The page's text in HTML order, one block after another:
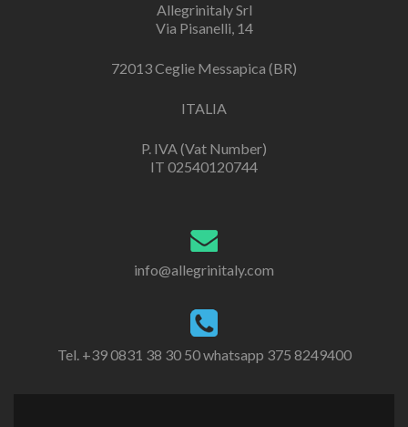
Allegrinitaly Srl
Via Pisanelli, 14
72013 Ceglie Messapica (BR)
ITALIA
P. IVA (Vat Number)
IT 02540120744
info@allegrinitaly.com
Tel. +39 0831 38 30 50 whatsapp 375 8249400